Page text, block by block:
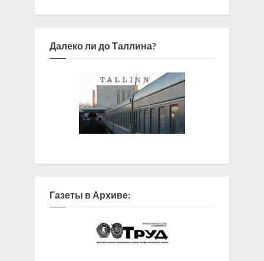
Далеко ли до Таллина?
Газеты в Архиве: